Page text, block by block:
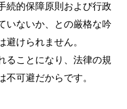
続的保障原則および行政
いないか、との厳格な吟
けられません。
ることになり、法律の規
可避だからです。